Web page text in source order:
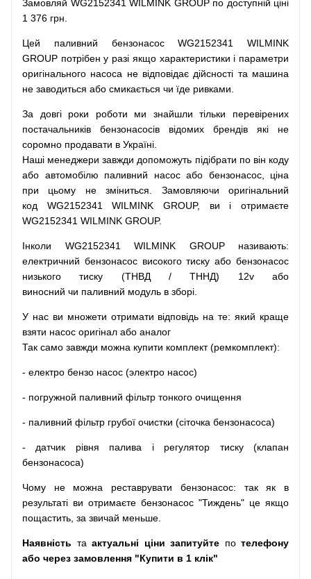
Замовляй WG2152341 WILMINK GROUP по доступній ціні
1 376 грн.
Цей паливний бензонасосWG2152341 WILMINK
GROUP потрібен у разі якщо характеристики і параметри
оригінального насоса не відповідає дійсності та машина
не заводиться або смикається чи їде ривками
За довгі роки роботи ми знайшли тільки
перевірених
постачальників
бензонасосів відомих брендів які
не
соромно продавати в Україні.
Наші менеджери завжди допоможуть підібрати по він коду
або автомобілю паливний насос або бензонасос,
ціна
при
цьому не зміниться Замовляючи
оригінальний
код WG2152341 WILMINK GROUP, ви і отримаєте
WG2152341 WILMINK GROUP.
Інколи WG2152341 WILMINK GROUP називають:
електричний бензонасос високого тиску або бензонасос
низького
тиску (ТНВД / ТННД) 12v
або
виносний чи паливний модуль в зборі
У нас ви множети отримати відповідь на те: який краще
взяти насос оригінал або аналог
Так само завжди можна купити комплект (ремкомплект):
- електро бензо насос (электро насос)
- погружной паливний фільтр тонкого очищення
- паливний фільтр грубої очистки (сіточка бензонасоса)
- датчик рівня палива і регулятор тиску (клапан
бензонасоса)
Чому не можна реставрувати бензонасос: так як
в
результаті ви отримаєте бензонасос "Тиждень" це якщо
пощастить, за звичай меньше.
Наявність та актуальні ціни запитуйте по телефону
або через замовлення "Купити в 1 клік"